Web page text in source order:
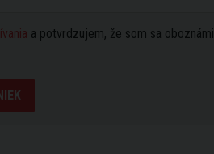
a potvrdzujem, že som sa